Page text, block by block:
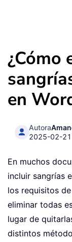
¿Cómo
en
Autora
2025-02-21
En muchos
incluir sangrías
los requisitos
eliminar todas
lugar de
distintos